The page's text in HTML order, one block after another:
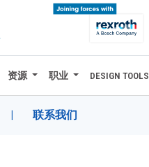
资源 职业 DESIGN TOOLS
| 联系我们